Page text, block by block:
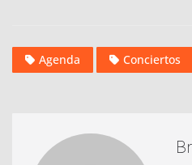
Agenda Conciertos